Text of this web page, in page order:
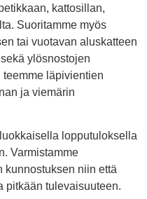
kattosillan,
Suoritamme myös
tai vuotavan aluskatteen
ylösnostojen
läpivientien
ja viemärin
lopputuloksella
Varmistamme
kunnostuksen niin että
pitkään tulevaisuuteen.